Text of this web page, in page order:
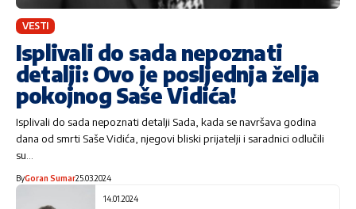
VESTI
Isplivali do sada nepoznati
detalji: Ovo je posljednja želja
pokojnog Saše Vidića!
Isplivali do sada nepoznati detalji Sada, kada se navršava godina
dana od smrti Saše Vidića, njegovi bliski prijatelji i saradnici odlučili
su…
ByGoran Sumar25.03.2024
14.01.2024